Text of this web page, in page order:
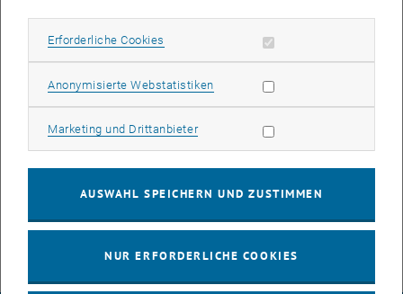
"Selective ligand removal as a powerful strategy towards advanced
Gemeinschaft.
Erforderliche Cookies Erforderliche Cookies zulassen
Anonymisierte WebstatistikenStatistik Cookies zulassen
Marketing und DrittanbieterMarketing Cookies zulassen
AUSWAHL SPEICHERN UND ZUSTIMMEN
NUR ERFORDERLICHE COOKIES